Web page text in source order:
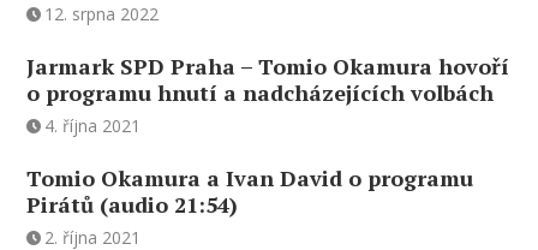
12. srpna 2022
Jarmark SPD Praha – Tomio Okamura hovoří
o programu hnutí a nadcházejících volbách
4. října 2021
Tomio Okamura a Ivan David o programu
Pirátů (audio 21:54)
2. října 2021